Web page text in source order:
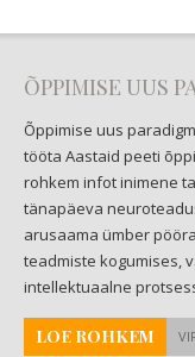
ÕPPIMISE UUS
Õppimise uus
tööta Aastaid peeti
rohkem infot inimene
tänapäeva
arusaama ümber
teadmiste kogumises,
intellektuaalne
LOE ROHKEM